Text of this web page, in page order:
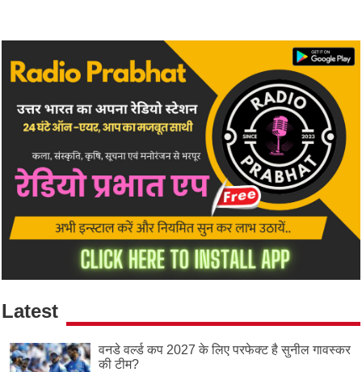
Latest
वनडे वर्ल्ड कप 2027 के लिए परफेक्ट है सुनील गावस्कर
की टीम?